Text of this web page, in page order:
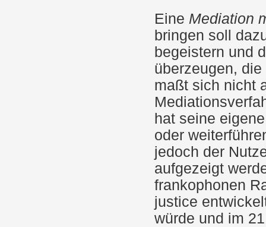
Eine Mediation
bringen soll
begeistern und
überzeugen,
maßt sich nicht
hat seine
oder
jedoch der
aufgezeigt
frankophonen
justice
würde und im